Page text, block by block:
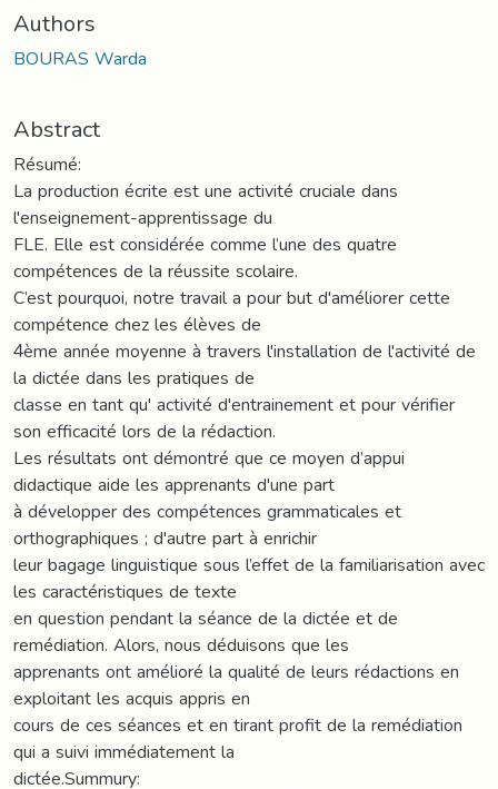
Authors
BOURAS Warda
Abstract
Résumé:
La production écrite est une activité cruciale dans
l'enseignement-apprentissage du
FLE. Elle est considérée comme l’une des quatre
compétences de la réussite scolaire.
C’est pourquoi, notre travail a pour but d'améliorer cette
compétence chez les élèves de
4ème année moyenne à travers l'installation de l'activité de
la dictée dans les pratiques de
classe en tant qu' activité d'entrainement et pour vérifier
son efficacité lors de la rédaction.
Les résultats ont démontré que ce moyen d’appui
didactique aide les apprenants d'une part
à développer des compétences grammaticales et
orthographiques ; d'autre part à enrichir
leur bagage linguistique sous l’effet de la familiarisation avec
les caractéristiques de texte
en question pendant la séance de la dictée et de
remédiation. Alors, nous déduisons que les
apprenants ont amélioré la qualité de leurs rédactions en
exploitant les acquis appris en
cours de ces séances et en tirant profit de la remédiation
qui a suivi immédiatement la
dictée.Summury: